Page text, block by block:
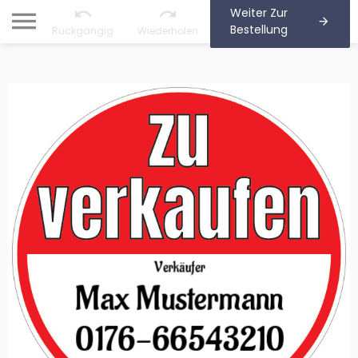
Rückgängig Wiederholen
Weiter Zur
Bestellung